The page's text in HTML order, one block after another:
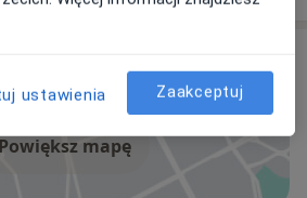
Powiększ mapę
ustawienia Zaakceptuj